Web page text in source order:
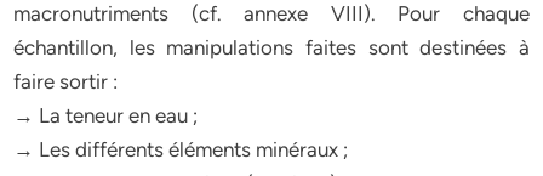
macronutriments (cf. annexe VIII). Pour chaque
échantillon, les manipulations faites sont destinées à
faire sortir :
→ La teneur en eau ;
→ Les différents éléments minéraux ;